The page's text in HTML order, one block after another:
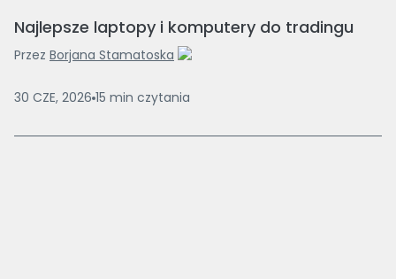
Najlepsze laptopy i komputery do tradingu
Przez Borjana Stamatoska
30 CZE, 2026 15 min czytania